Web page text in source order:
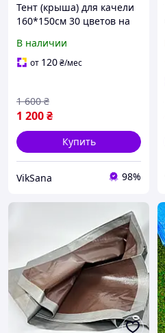
Тент (крыша) для качели
160*150см 30 цветов на
В наличии
от 120₴/мес
1 200₴
1 600 ₴
Купить
VikSana 98%